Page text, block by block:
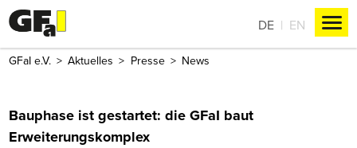
DE EN
GFaI e.V. Aktuelles Presse News
Bauphase ist gestartet: die GFaI baut
Erweiterungskomplex